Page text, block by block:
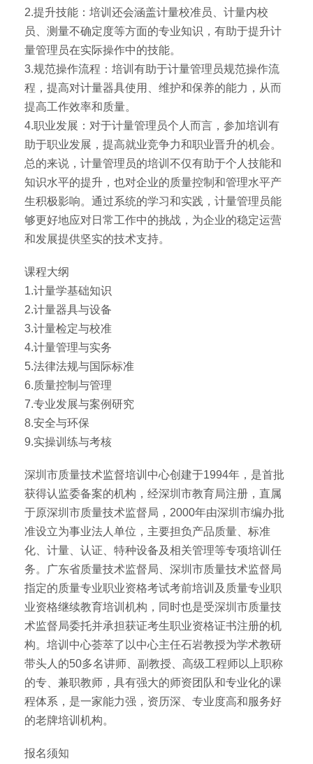
2.提升技能：培训还会涵盖计量校准员、计量内校
员、测量不确定度等方面的专业知识，有助于提升计
量管理员在实际操作中的技能。
3.规范操作流程：培训有助于计量管理员规范操作流
程，提高对计量器具使用、维护和保养的能力，从而
提高工作效率和质量。
4.职业发展：对于计量管理员个人而言，参加培训有
助于职业发展，提高就业竞争力和职业晋升的机会。
总的来说，计量管理员的培训不仅有助于个人技能和
知识水平的提升，也对企业的质量控制和管理水平产
生积极影响。通过系统的学习和实践，计量管理员能
够更好地应对日常工作中的挑战，为企业的稳定运营
和发展提供坚实的技术支持。
课程大纲
1.计量学基础知识
2.计量器具与设备
3.计量检定与校准
4.计量管理与实务
5.法律法规与国际标准
6.质量控制与管理
7.专业发展与案例研究
8.安全与环保
9.实操训练与考核
深圳市质量技术监督培训中心创建于1994年，是首批
获得认监委备案的机构，经深圳市教育局注册，直属
于原深圳市质量技术监督局，2000年由深圳市编办批
准设立为事业法人单位，主要担负产品质量、标准
化、计量、认证、特种设备及相关管理等专项培训任
务。广东省质量技术监督局、深圳市质量技术监督局
指定的质量专业职业资格考试考前培训及质量专业职
业资格继续教育培训机构，同时也是受深圳市质量技
术监督局委托并承担获证考生职业资格证书注册的机
构。培训中心荟萃了以中心主任石岩教授为学术教研
带头人的50多名讲师、副教授、高级工程师以上职称
的专、兼职教师，具有强大的师资团队和专业化的课
程体系，是一家能力强，资历深、专业度高和服务好
的老牌培训机构。
报名须知